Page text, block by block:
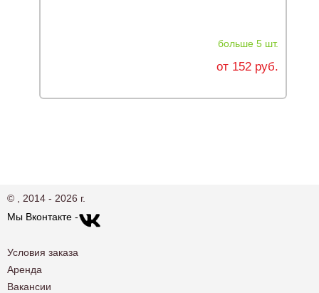
больше 5 шт.
от 152 руб.
© , 2014 - 2026 г.
Мы Вконтакте -
Условия заказа
Аренда
Вакансии